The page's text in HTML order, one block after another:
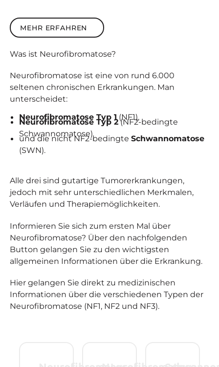
Mehr erfahren
MEHR ERFAHREN
Was ist Neuro­fibro­matose?
Neurofibromatose ist eine von rund 6.000
seltenen chronischen Erkrankungen. Man
unterscheidet:
Neurofibromatose Typ 1 (NF1),
Neurofibromatose Typ 2(NF2-bedingte
Schwannomatose)
und die nicht NF2-bedingteSchwannomatose
(SWN).
Alle drei sind gutartige Tumorerkrankungen,
jedoch mit sehr unterschiedlichen Merkmalen,
Verläufen und Therapiemöglichkeiten.
Informieren Sie sich zum ersten Mal über
Neurofibromatose? Über den nachfolgenden
Button gelangen Sie zu den wichtigsten
allgemeinen Informationen über die Erkrankung.
Hier gelangen Sie direkt zu medizinischen
Informationen über die verschiedenen Typen der
Neurofibromatose (NF1, NF2 und NF3).